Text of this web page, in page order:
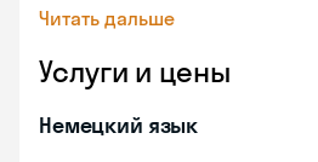
Читать дальше
Услуги и цены
Немецкий язык